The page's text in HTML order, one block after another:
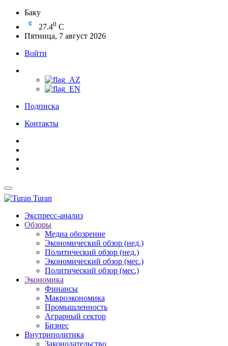
Баку
27.40 C
Пятница, 7 август 2026
Войти
Подписка
Контакты
Turan
Экспресс-анализ
Обзоры
Медиа обозрение
Экономический обзор (нед.)
Политический обзор (нед.)
Экономический обзор (мес.)
Политический обзор (мес.)
Экономика
Финансы
Макроэкономика
Промышленность
Аграрный сектор
Бизнес
Внутриполитика
Законодательство